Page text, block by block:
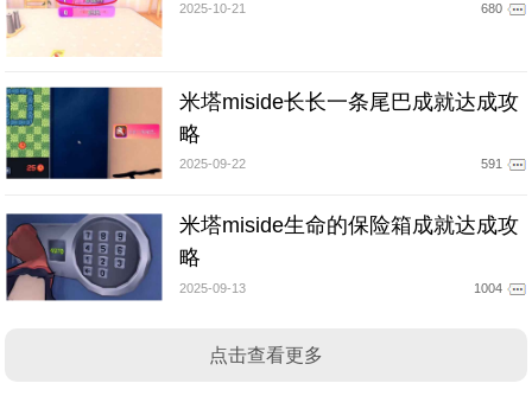
2025-10-21 680
米塔miside长长一条尾巴成就达成攻
略
2025-09-22 591
米塔miside生命的保险箱成就达成攻
略
2025-09-13 1004
点击查看更多